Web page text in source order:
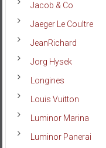
Jacob & Co
Jaeger Le Coultre
JeanRichard
Jorg Hysek
Longines
Louis Vuitton
Luminor Marina
Luminor Panerai